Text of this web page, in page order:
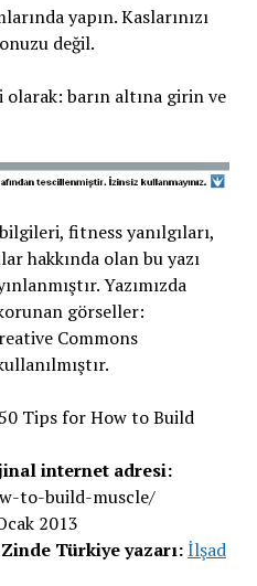
yapın. Kaslarınızı
değil.
barın altına girin ve
fitness yanılgıları,
hakkında olan bu yazı
Yazımızda
görseller:
Commons
Tips for How to Build
internet adresi:
to-build-muscle/
2013
Türkiye yazarı:İlşad